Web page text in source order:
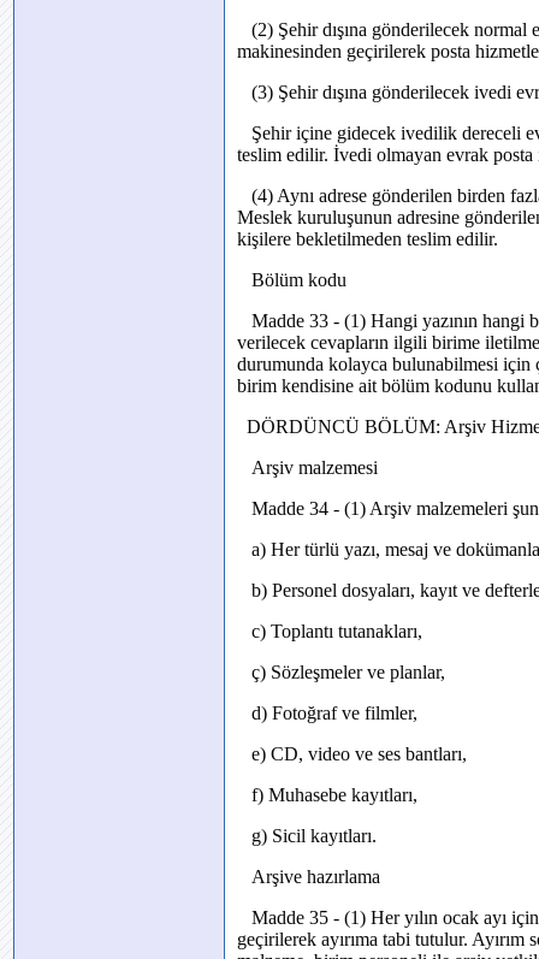
(2) Şehir dışına gönderilecek normal
makinesinden geçirilerek posta
(3) Şehir dışına gönderilecek ivedi
Şehir içine gidecek ivedilik dereceli
teslim edilir. İvedi olmayan evrak
(4) Aynı adrese gönderilen birden
Meslek kuruluşunun adresine
kişilere bekletilmeden teslim edilir.
Bölüm kodu
Madde 33 - (1) Hangi yazının hangi
verilecek cevapların ilgili birime
durumunda kolayca bulunabilmesi için
birim kendisine ait bölüm kodunu
DÖRDÜNCÜ BÖLÜM: Arşiv
Arşiv malzemesi
Madde 34 - (1) Arşiv malzemeleri
a) Her türlü yazı, mesaj ve
b) Personel dosyaları, kayıt ve
c) Toplantı tutanakları,
ç) Sözleşmeler ve planlar,
d) Fotoğraf ve filmler,
e) CD, video ve ses bantları,
f) Muhasebe kayıtları,
g) Sicil kayıtları.
Arşive hazırlama
Madde 35 - (1) Her yılın ocak ayı
geçirilerek ayırıma tabi tutulur.